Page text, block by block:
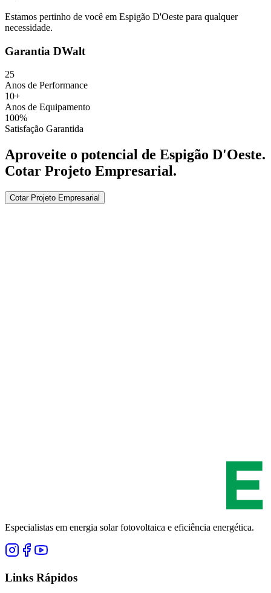
Estamos pertinho de você em Espigão D'Oeste para qualquer
necessidade.
Garantia DWalt
25
Anos de Performance
10+
Anos de Equipamento
100%
Satisfação Garantida
Aproveite o potencial de Espigão D'Oeste.
Cotar Projeto Empresarial.
Cotar Projeto Empresarial
Especialistas em energia solar fotovoltaica e eficiência energética.
Links Rápidos